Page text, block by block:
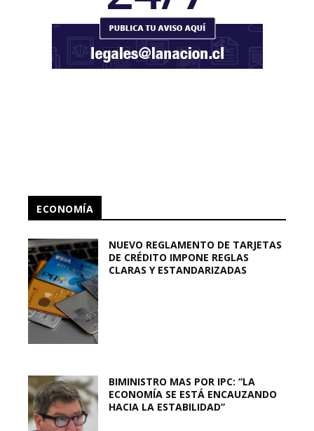
ECONOMÍA
NUEVO REGLAMENTO DE TARJETAS
DE CRÉDITO IMPONE REGLAS
CLARAS Y ESTANDARIZADAS
BIMINISTRO MAS POR IPC: “LA
ECONOMÍA SE ESTÁ ENCAUZANDO
HACIA LA ESTABILIDAD”